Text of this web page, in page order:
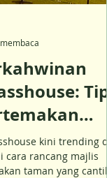
Tip
Cantik &
kini trending di
cara rancang majlis
taman yang cantik